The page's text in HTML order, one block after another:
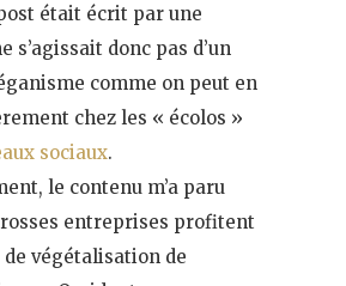
était écrit par une
s’agissait donc pas d’un
comme on peut en
chez les « écolos »
sociaux.
le contenu m’a paru
entreprises profitent
de végétalisation de